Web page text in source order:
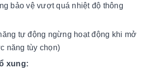
bảo vệ vượt quá nhiệt độ thông
tự động ngừng hoạt động khi mở
năng tùy chọn)
xung: